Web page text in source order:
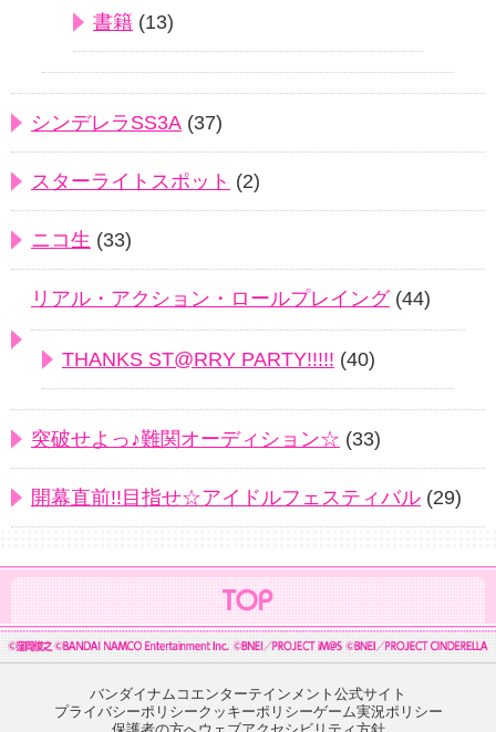
書籍 (13)
シンデレラSS3A (37)
スターライトスポット (2)
ニコ生 (33)
リアル・アクション・ロールプレイング(44)
THANKS ST@RRY PARTY!!!!! (40)
突破せよっ♪難関オーディション☆ (33)
開幕直前!!目指せ☆アイドルフェスティバル (29)
バンダイナムコエンターテインメント公式サイト
プライバシーポリシークッキーポリシーゲーム実況ポリシー